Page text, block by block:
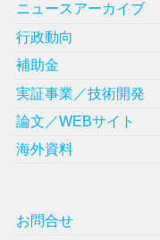
ニュースアーカイブ
行政動向
補助金
実証事業／技術開発
論文／WEBサイト
海外資料
お問合せ